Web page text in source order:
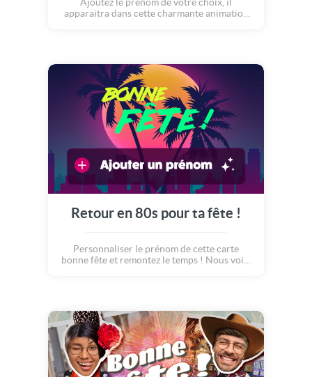
apparaitra dans cette charmante animation
Retour en 80s pour ta fête !
Personnaliser le prénom de cette carte
bonne fête et remontez le temps ! Nous voici